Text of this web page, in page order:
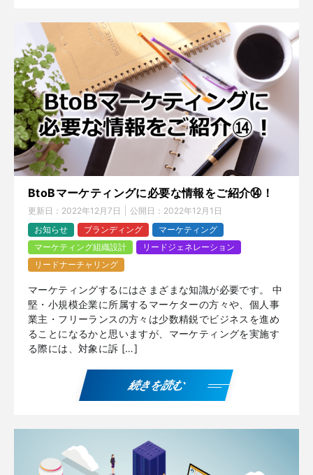
BtoBマーケティングに必要な情報をご紹介⑭！
更新日： 2022年12月7日 公開日： 2022年12月1日
お知らせ
ブランディング
マーケティング
マーケティング組織設計
リードジェネレーション
リードナーチャリング
マーケティングするにはさまざまな知識が必要です。 中
堅・小規模企業に所属するマーケターの方々や、個人事
業主・フリーランスの方々は少数精鋭でビジネスを進め
ることになるかと思いますが、マーケティングを実施す
る際には、対象に訴 […]
続きを読む